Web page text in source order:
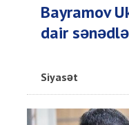
Bayramov
dair
Siyasət